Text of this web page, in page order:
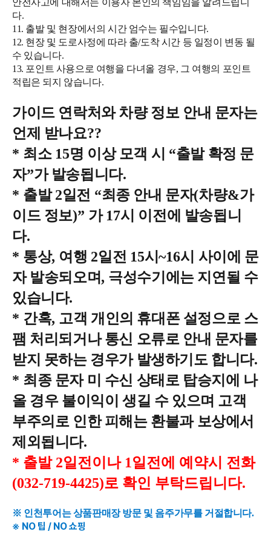
안전사고에 대해서는 이용자 본인의 책임임을 알려드립니
다.
11. 출발 및 현장에서의 시간 엄수는 필수입니다.
12. 현장 및 도로사정에 따라 출/도착 시간 등 일정이 변동 될
수 있습니다.
13. 포인트 사용으로 여행을 다녀올 경우, 그 여행의 포인트
적립은 되지 않습니다.
가이드 연락처와 차량 정보 안내 문자는
언제 받나요??
* 최소 15명 이상 모객 시 “출발 확정 문
자”가 발송됩니다.
* 출발2일전 “최종 안내 문자(차량&가
이드 정보)” 가 17시 이전에 발송됩니
다.
* 통상, 여행 2일전 15시~16시 사이에 문
자 발송되오며, 극성수기에는 지연될 수
있습니다.
* 간혹, 고객 개인의 휴대폰 설정으로 스
팸 처리되거나 통신 오류로 안내 문자를
받지 못하는 경우가 발생하기도 합니다.
* 최종 문자 미 수신 상태로 탑승지에 나
올 경우 불이익이 생길 수 있으며 고객
부주의로 인한 피해는 환불과 보상에서
제외됩니다.
* 출발 2일전이나 1일전에 예약시 전화
(032-719-4425)로 확인 부탁드립니다.
※ 인천투어는 상품판매장 방문 및 음주가무를 거절합니다.
※ NO 팁 / NO 쇼핑